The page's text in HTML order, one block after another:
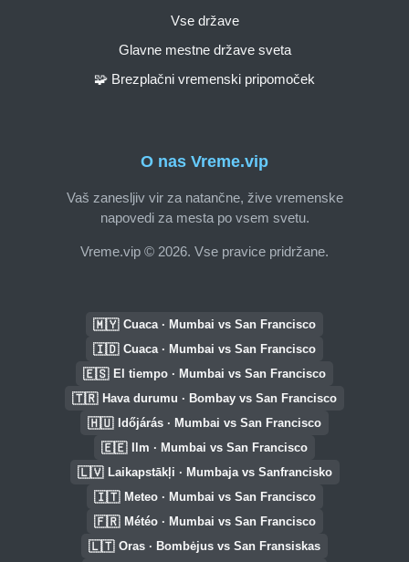
O nas Vreme.vip
Vaš zanesljiv vir za natančne, žive vremenske
napovedi za mesta po vsem svetu.
Vreme.vip © 2026. Vse pravice pridržane.
Vse države
Glavne mestne države sveta
🧩 Brezplačni vremenski pripomoček
🇲🇾 Cuaca · Mumbai vs San Francisco
🇮🇩 Cuaca · Mumbai vs San Francisco
🇪🇸 El tiempo · Mumbai vs San Francisco
🇹🇷 Hava durumu · Bombay vs San Francisco
🇭🇺 Időjárás · Mumbai vs San Francisco
🇪🇪 Ilm · Mumbai vs San Francisco
🇱🇻 Laikapstākļi · Mumbaja vs Sanfrancisko
🇮🇹 Meteo · Mumbai vs San Francisco
🇫🇷 Météo · Mumbai vs San Francisco
🇱🇹 Oras · Bombėjus vs San Fransiskas